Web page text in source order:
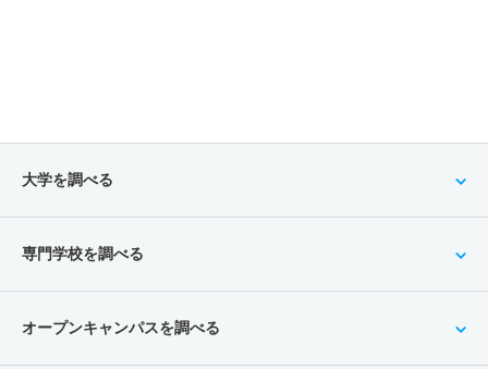
大学を調べる
専門学校を調べる
オープンキャンパスを調べる